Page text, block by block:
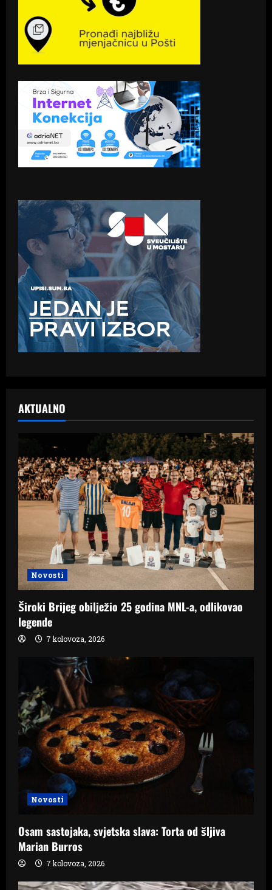
AKTUALNO
Novosti
Široki Brijeg obilježio 25 godina MNL-a, odlikovao
legende
7 kolovoza, 2026
Novosti
Osam sastojaka, svjetska slava: Torta od šljiva
Marian Burros
7 kolovoza, 2026